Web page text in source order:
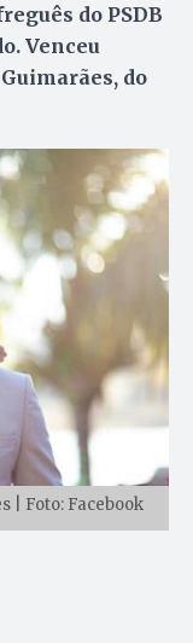
do PSDB
Venceu
do
| Foto: Facebook